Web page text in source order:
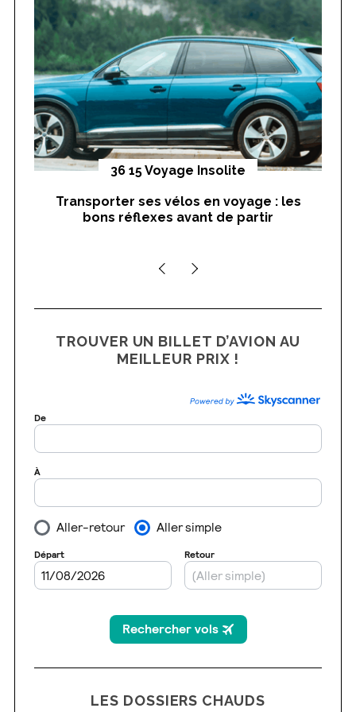
f
o
r
:
36 15 Voyage Insolite
Transporter ses vélos en voyage : les
bons réflexes avant de partir
TROUVER UN BILLET D’AVION AU
MEILLEUR PRIX !
LES DOSSIERS CHAUDS